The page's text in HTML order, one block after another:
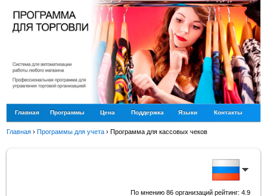
Главная Программы Цена Поддержка Языки Контакты
Главная ›Программы для учета ›Программа для кассовых чеков
По мнению 86организаций рейтинг: 4.9